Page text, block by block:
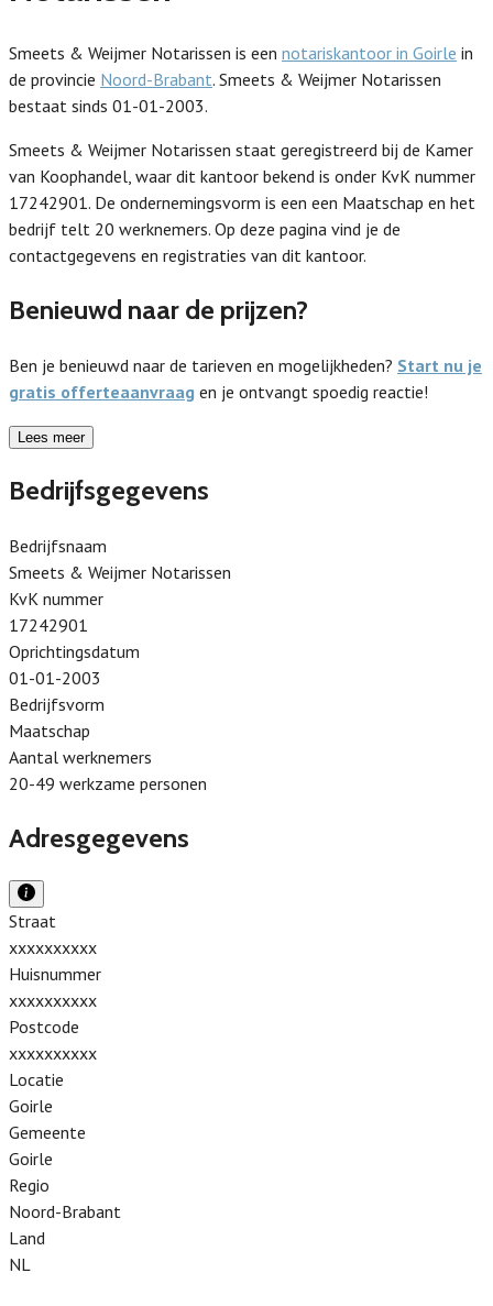
Smeets & Weijmer Notarissen is een notariskantoor in Goirle in
de provincie Noord-Brabant. Smeets & Weijmer Notarissen
bestaat sinds 01-01-2003.
Smeets & Weijmer Notarissen staat geregistreerd bij de Kamer
van Koophandel, waar dit kantoor bekend is onder KvK nummer
17242901. De ondernemingsvorm is een een Maatschap en het
bedrijf telt 20 werknemers. Op deze pagina vind je de
contactgegevens en registraties van dit kantoor.
Benieuwd naar de prijzen?
Ben je benieuwd naar de tarieven en mogelijkheden? Start nu je
gratis offerteaanvraag en je ontvangt spoedig reactie!
Lees meer
Bedrijfsgegevens
Bedrijfsnaam
Smeets & Weijmer Notarissen
KvK nummer
17242901
Oprichtingsdatum
01-01-2003
Bedrijfsvorm
Maatschap
Aantal werknemers
20-49 werkzame personen
Adresgegevens
Straat
xxxxxxxxxx
Huisnummer
xxxxxxxxxx
Postcode
xxxxxxxxxx
Locatie
Goirle
Gemeente
Goirle
Regio
Noord-Brabant
Land
NL